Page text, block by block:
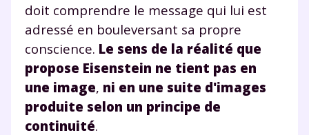
doit comprendre le message qui lui est
adressé en bouleversant sa propre
conscience. Le sens de la réalité que
propose Eisenstein ne tient pas en
une image, ni en une suite d'images
produite selon un principe de
continuité.